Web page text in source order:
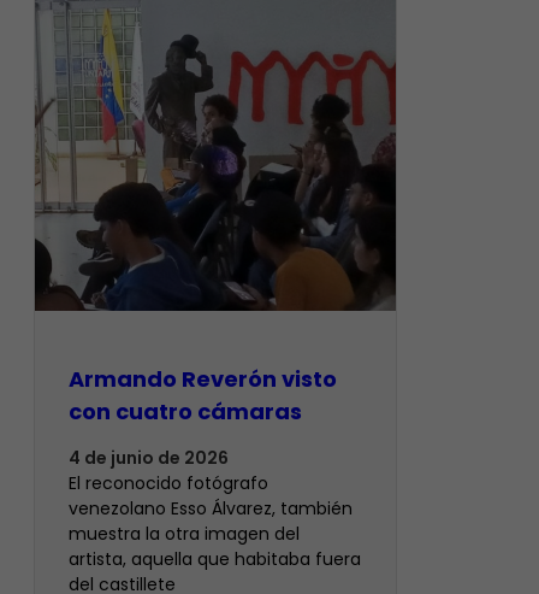
Armando Reverón visto
con cuatro cámaras
4 de junio de 2026
‎El reconocido fotógrafo
venezolano Esso Álvarez, también
muestra la otra imagen del
artista, aquella que habitaba fuera
del castillete ‎